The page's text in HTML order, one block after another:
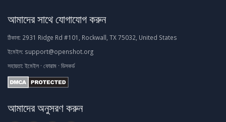
আমাদের সাথে যোগাযোগ করুন
ঠিকানা: 2931 Ridge Rd #101, Rockwall, TX 75032, United States
ইমেইল: support@openshot.org
সহায়তা: ইমেইল · ফোরাম · ডিসকর্ড
আমাদের অনুসরণ করুন